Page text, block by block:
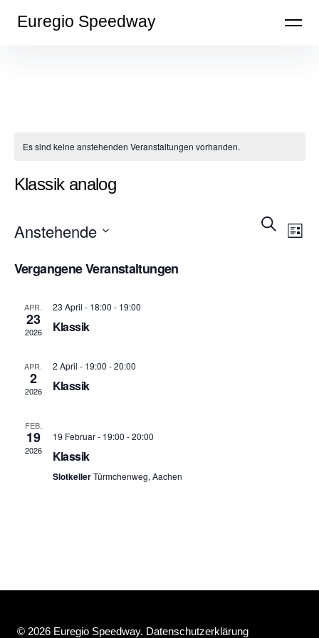
überspringen
Euregio Speedway
Es sind keine anstehenden Veranstaltungen vorhanden.
Klassik analog
Suche
Liste
Anstehende
wählen.
Vergangene Veranstaltungen
APR.
23
2026
23 April - 18:00 - 19:00
Klassik
APR.
2
2026
2 April - 19:00 -20:00
Klassik
FEB.
19
2026
19 Februar - 19:00 -20:00
Klassik
SlotkellerTürmchenweg, Aachen
© 2026 Euregio Speedway. Datenschutzerklärung